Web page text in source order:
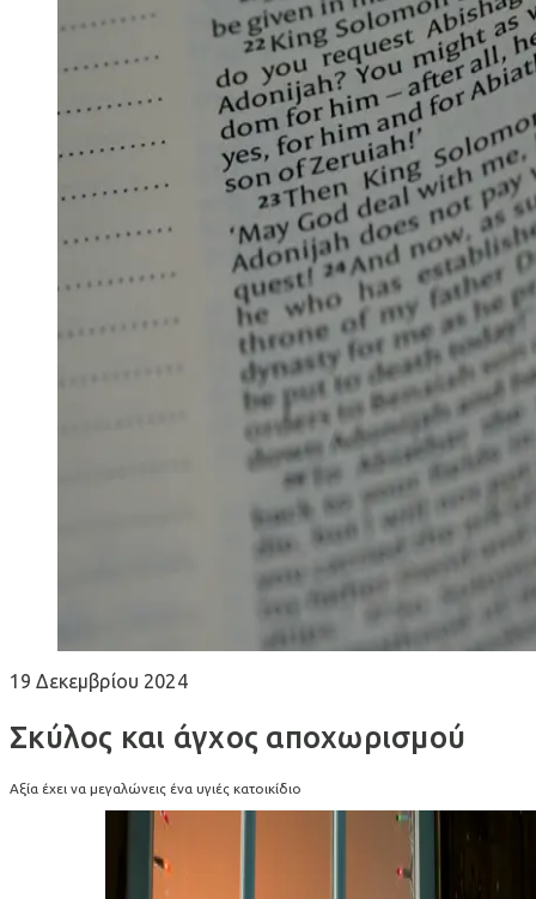
19 Δεκεμβρίου 2024
Σκύλος και άγχος αποχωρισμού
Αξία έχει να μεγαλώνεις ένα υγιές κατοικίδιο